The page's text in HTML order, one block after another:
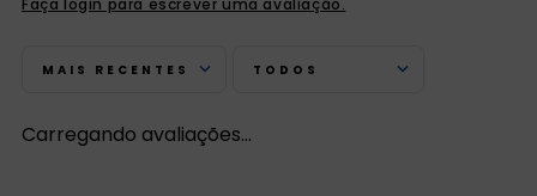
Faça login para escrever uma avaliação.
MAIS RECENTES TODOS
Carregando avaliações…